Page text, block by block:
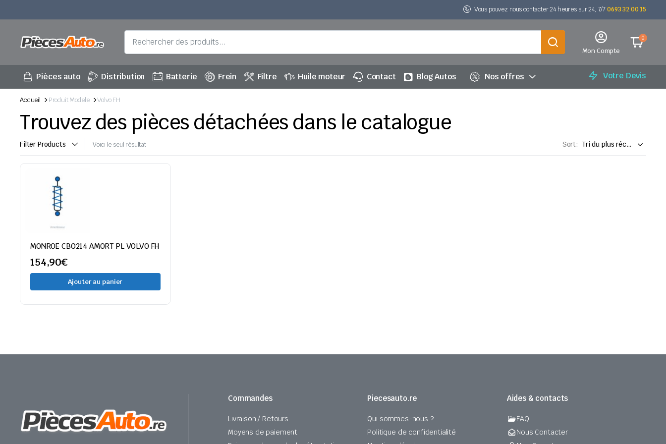
Vous pouvez nous contacter 24 heures sur 24, 7/70693 32 00 15
Mon Compte
0
Pièces auto Distribution Batterie Frein Filtre Huile moteur Contact Blog Autos Nos offres Votre Devis
Accueil Produit Modele Volvo FH
Trouvez des pièces détachées dans le catalogue
Filter Products Voici le seul résultat Sort:
MONROE CB0214 AMORT PL VOLVO FH
154,90€
Ajouter au panier
Commandes
Livraison / Retours
Moyens de paiement
Piecesauto.re
Qui sommes-nous ?
Politique de confidentialité
Aides & contacts
FAQ
Nous Contacter